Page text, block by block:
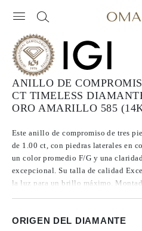
ANILLO DE
CT TIMELESS
ORO AMARILLO 585
Este anillo de compromiso de tres
de 1.00 ct, con piedras laterales en
un color promedio F/G y una
excepcional. Su talla de calidad
la luz para un brillo máximo.
ORIGEN DEL DIAMANTE